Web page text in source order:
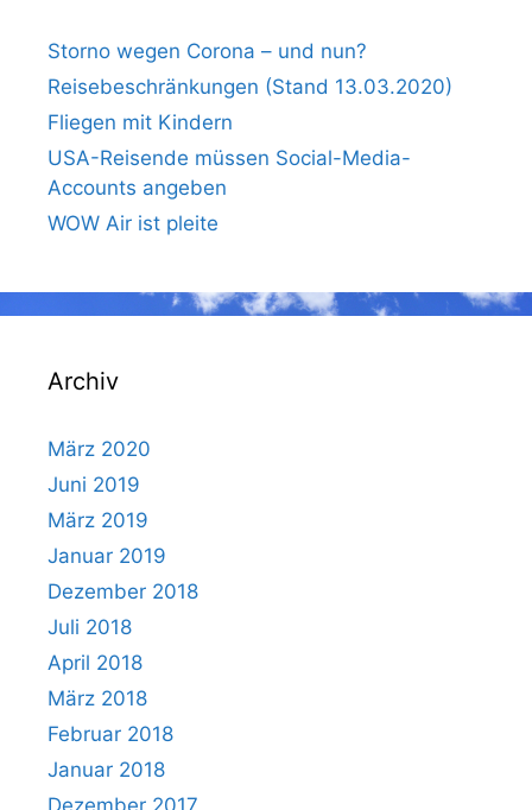
Storno wegen Corona – und nun?
Reisebeschränkungen (Stand 13.03.2020)
Fliegen mit Kindern
USA-Reisende müssen Social-Media-
Accounts angeben
WOW Air ist pleite
Archiv
März 2020
Juni 2019
März 2019
Januar 2019
Dezember 2018
Juli 2018
April 2018
März 2018
Februar 2018
Januar 2018